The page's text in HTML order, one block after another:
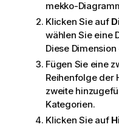
mekko-
Klicken Sie auf
wählen Sie eine
Diese
Fügen Sie eine
Reihenfolge der
zweite
Kategorien.
Klicken Sie auf